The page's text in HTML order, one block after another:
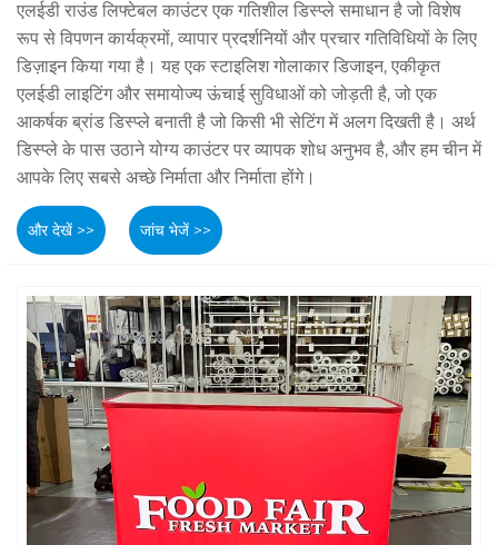
एलईडी राउंड लिफ्टेबल काउंटर एक गतिशील डिस्प्ले समाधान है जो विशेष
रूप से विपणन कार्यक्रमों, व्यापार प्रदर्शनियों और प्रचार गतिविधियों के लिए
डिज़ाइन किया गया है। यह एक स्टाइलिश गोलाकार डिजाइन, एकीकृत
एलईडी लाइटिंग और समायोज्य ऊंचाई सुविधाओं को जोड़ती है, जो एक
आकर्षक ब्रांड डिस्प्ले बनाती है जो किसी भी सेटिंग में अलग दिखती है। अर्थ
डिस्प्ले के पास उठाने योग्य काउंटर पर व्यापक शोध अनुभव है, और हम चीन में
आपके लिए सबसे अच्छे निर्माता और निर्माता होंगे।
और देखें >> जांच भेजें >>